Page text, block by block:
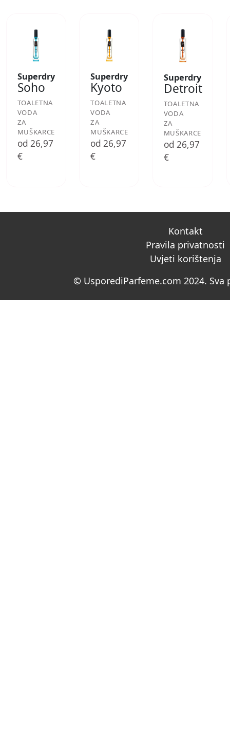
Superdry
Soho
TOALETNA
VODA
ZA
MUŠKARCE
od 26,97
€
Superdry
Kyoto
TOALETNA
VODA
ZA
MUŠKARCE
od 26,97
€
Superdry
Detroit
TOALETNA
VODA
ZA
MUŠKARCE
od 26,97
€
Kontakt
Pravila privatnosti
Uvjeti korištenja
© UsporediParfeme.com 2024. Sva